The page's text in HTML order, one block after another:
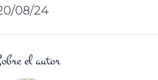
08/24
el autor